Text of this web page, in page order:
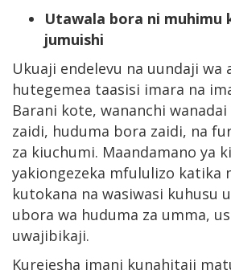
Utawala bora ni muhimu
jumuishi
Ukuaji endelevu na uundaji wa
hutegemea taasisi imara na
Barani kote, wananchi
zaidi, huduma bora zaidi, na
za kiuchumi. Maandamano ya
yakiongezeka mfululizo katika
kutokana na wasiwasi kuhusu
ubora wa huduma za umma,
uwajibikaji.
Kurejesha imani kunahitaji